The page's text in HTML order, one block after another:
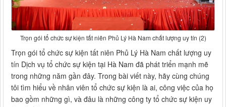
Trọn gói tổ chức sự kiện tất niên Phủ Lý Hà Nam chất lượng uy tín (2)
Trọn gói tổ chức sự kiện tất niên Phủ Lý Hà Nam chất lượng uy
tín Dịch vụ tổ chức sự kiện tại Hà Nam đã phát triển mạnh mẽ
trong những năm gần đây. Trong bài viết này, hãy cùng chúng
tôi tìm hiểu về nhân viên tổ chức sự kiện là ai, công việc của họ
bao gồm những gì, và đâu là những công ty tổ chức sự kiện uy